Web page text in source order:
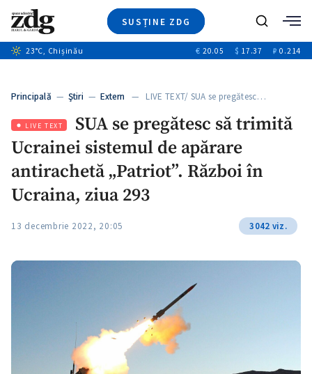
SUSȚINE ZDG
Ştiri
+13
Special
Blog
Caută
23°C, Chișinău € 20.05 $ 17.37 ₽ 0.214
Principală — Ştiri — Extern — LIVE TEXT/ SUA se pregătesc…
LIVE TEXT
SUA se pregătesc să trimită
Ucrainei sistemul de apărare
antirachetă „Patriot”. Război în
Ucraina, ziua 293
13 decembrie 2022, 20:05 3042 viz.